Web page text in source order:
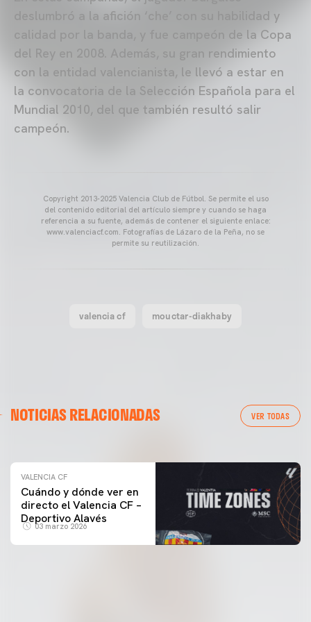
deslumbró a la afición ‘che’ con su habilidad y
calidad por la banda, y fue campeón de la Copa
del Rey en 2008. Además, su gran rendimiento
con la entidad valencianista, le llevó a estar en
la convocatoria de la Selección Española para el
Mundial 2010, del que también resultó salir
campeón.
Copyright 2013-2025 Valencia Club de Fútbol. Se permite el uso
del contenido editorial del artículo siempre y cuando se haga
referencia a su fuente, además de contener el siguiente enlace:
www.valenciacf.com. Fotografías de Lázaro de la Peña, no se
permite su reutilización.
valencia cf mouctar-diakhaby
NOTICIAS RELACIONADAS VER TODAS
ENTRENAMIENTO DEL VALENCIA CF 04/03/26
VALENCIA CF
Cuándo y dónde ver en
directo el Valencia CF –
Deportivo Alavés
03 marzo 2026